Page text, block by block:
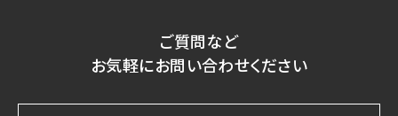
ご質問など
お気軽にお問い合わせください